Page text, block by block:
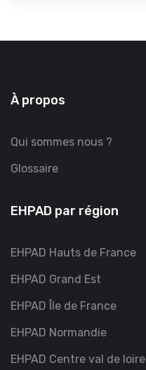
À propos
Qui sommes nous ?
Glossaire
EHPAD par région
EHPAD Hauts de France
EHPAD Grand Est
EHPAD Île de France
EHPAD Normandie
EHPAD Centre val de loire